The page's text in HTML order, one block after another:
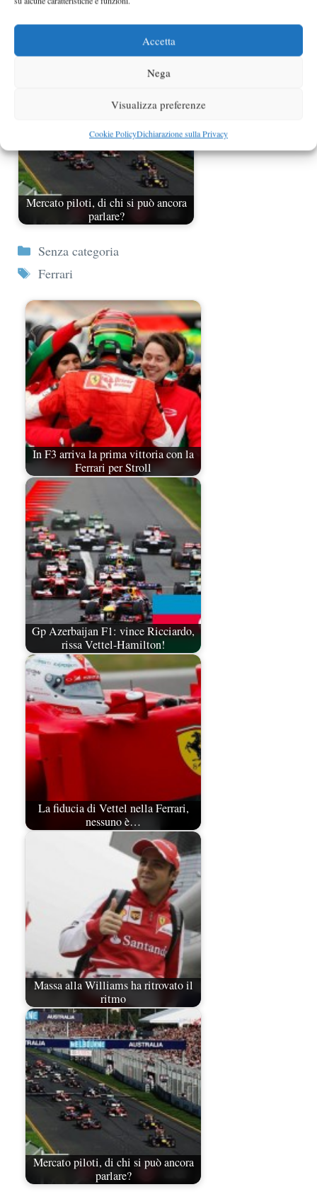
Accetta
Nega
Visualizza preferenze
Cookie PolicyDichiarazione sulla Privacy
Massa alla Williams ha ritrovato il
Mercato piloti, di chi si può ancora
parlare?
Categorie
Senza categoria
Tag
Ferrari
In F3 arriva la prima vittoria con la
Ferrari per Stroll
Gp Azerbaijan F1: vince Ricciardo,
rissa Vettel-Hamilton!
La fiducia di Vettel nella Ferrari,
nessuno è…
Massa alla Williams ha ritrovato il
ritmo
Mercato piloti, di chi si può ancora
parlare?